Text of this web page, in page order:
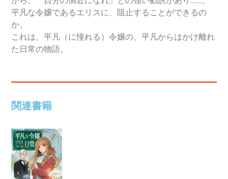
平凡な令嬢であるエリスに、阻止することができるの
か。
これは、平凡（に憧れる）令嬢の、平凡からはかけ離れ
た日常の物語。
関連書籍